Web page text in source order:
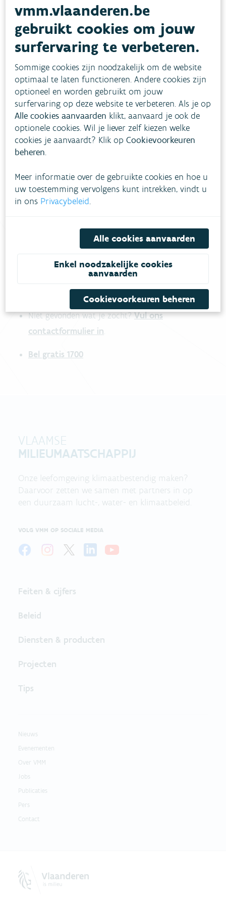
Fauna en flora krijgen meer
kansen door betere
waterkwaliteit
Beperkt aantal gevaarlijke
stoffen vormt wijdverspreid
probleem
Hoe pakken we dit aan?
Heb je vragen?
Bekijk het overzicht van meestgestelde vragen.
Niet gevonden wat je zocht? Vul ons
contactformulier in.
Bel gratis 1700
VLAAMSE
MILIEUMAATSCHAPPIJ
Onze leefomgeving klimaatbestendig maken?
Daarvoor zetten we samen met partners in op
een duurzaam lucht-, water- en klimaatbeleid.
VOLG VMM OP SOCIALE MEDIA
Feiten & cijfers
Beleid
Diensten & producten
Projecten
Tips
Nieuws
Evenementen
Over VMM
Jobs
Publicaties
Pers
Contact
vmm.vlaanderen.be
gebruikt cookies om jouw
surfervaring te verbeteren.
Sommige cookies zijn noodzakelijk om de website
optimaal te laten functioneren. Andere cookies zijn
optioneel en worden gebruikt om jouw
surfervaring op deze website te verbeteren. Als je op
Alle cookies aanvaarden klikt, aanvaard je ook de
optionele cookies. Wil je liever zelf kiezen welke
cookies je aanvaardt? Klik opCookievoorkeuren
beheren.
Meer informatie over de gebruikte cookies en hoe u
uw toestemming vervolgens kunt intrekken, vindt u
in ons Privacybeleid.
Alle cookies aanvaarden
Enkel noodzakelijke cookies
aanvaarden
Cookievoorkeuren beheren